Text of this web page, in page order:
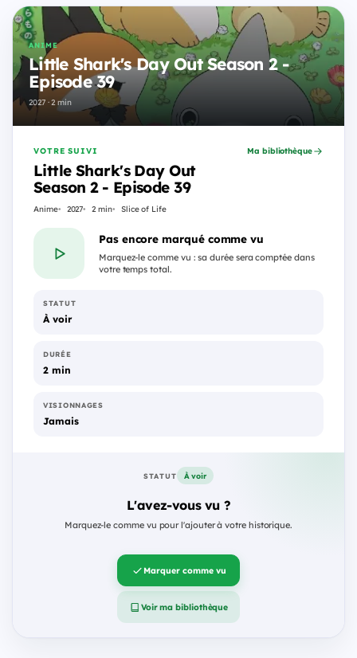
ANIME
Little Shark's Day Out Season 2 -
Episode 39
2027 · 2 min
VOTRE SUIVI
Little Shark's Day Out
Season 2 - Episode 39
Anime 2027 2 min Slice of Life
Ma bibliothèque
Pas encore marqué comme vu
Marquez-le comme vu : sa durée sera comptée dans
votre temps total.
STATUT
À voir
DURÉE
2 min
VISIONNAGES
Jamais
STATUT À voir
L'avez-vous vu ?
Marquez-le comme vu pour l'ajouter à votre historique.
Marquer comme vu
Voir ma bibliothèque